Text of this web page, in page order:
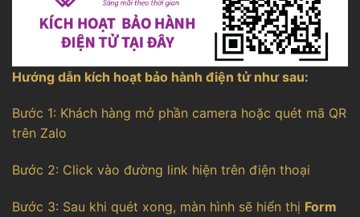
Hướng dẫn kích hoạt bảo hành điện tử như sau:
Bước 1: Khách hàng mở phần camera hoặc quét mã QR
trên Zalo
Bước 2: Click vào đường link hiện trên điện thoại
Bước 3: Sau khi quét xong, màn hình sẽ hiển thị Form